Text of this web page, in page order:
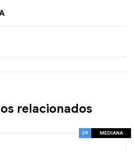
relacionados
29 MEDIANA